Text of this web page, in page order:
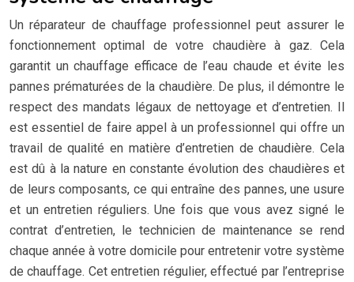
Un réparateur de chauffage professionnel peut assurer le
fonctionnement optimal de votre chaudière à gaz. Cela
garantit un chauffage efficace de l’eau chaude et évite les
pannes prématurées de la chaudière. De plus, il démontre le
respect des mandats légaux de nettoyage et d’entretien. Il
est essentiel de faire appel à un professionnel qui offre un
travail de qualité en matière d’entretien de chaudière. Cela
est dû à la nature en constante évolution des chaudières et
de leurs composants, ce qui entraîne des pannes, une usure
et un entretien réguliers. Une fois que vous avez signé le
contrat d’entretien, le technicien de maintenance se rend
chaque année à votre domicile pour entretenir votre système
de chauffage. Cet entretien régulier, effectué par l’entreprise